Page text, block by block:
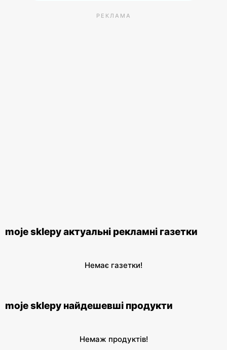
РЕКЛАМА
moje sklepy актуальні рекламні газетки
Немає газетки!
moje sklepy найдешевші продукти
Немаж продуктів!